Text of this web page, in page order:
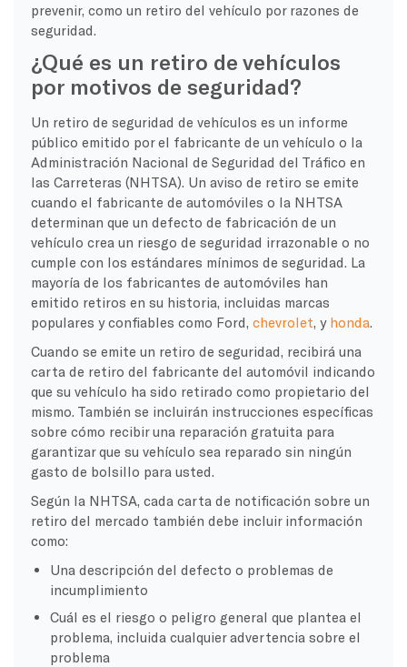
prevenir, como un retiro del vehículo por razones de
seguridad.
¿Qué es un retiro de vehículos
por motivos de seguridad?
Un retiro de seguridad de vehículos es un informe
público emitido por el fabricante de un vehículo o la
Administración Nacional de Seguridad del Tráfico en
las Carreteras (NHTSA). Un aviso de retiro se emite
cuando el fabricante de automóviles o la NHTSA
determinan que un defecto de fabricación de un
vehículo crea un riesgo de seguridad irrazonable o no
cumple con los estándares mínimos de seguridad. La
mayoría de los fabricantes de automóviles han
emitido retiros en su historia, incluidas marcas
populares y confiables como Ford, chevrolet , y honda
Cuando se emite un retiro de seguridad, recibirá una
carta de retiro del fabricante del automóvil indicando
que su vehículo ha sido retirado como propietario del
mismo. También se incluirán instrucciones específicas
sobre cómo recibir una reparación gratuita para
garantizar que su vehículo sea reparado sin ningún
gasto de bolsillo para usted.
Según la NHTSA, cada carta de notificación sobre un
retiro del mercado también debe incluir información
como:
Una descripción del defecto o problemas de
incumplimiento
Cuál es el riesgo o peligro general que plantea el
problema, incluida cualquier advertencia sobre el
problema